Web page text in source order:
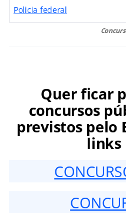
Policia federal
Quer ficar
concursos
previstos pelo
links